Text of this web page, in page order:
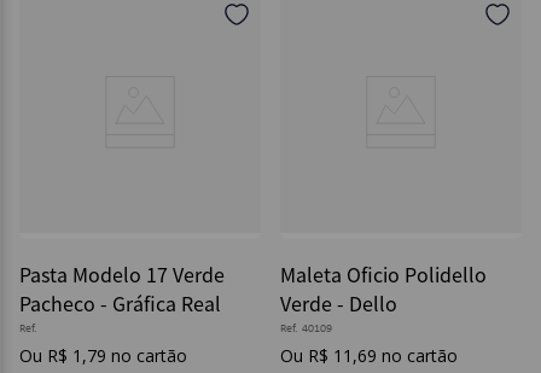
Pasta Modelo 17 Verde
Pacheco - Gráfica Real
Ref.
R$ 1 ,79
Maleta Oficio Polidello
Verde - Dello
Ref. 40109
R$ 11 ,69